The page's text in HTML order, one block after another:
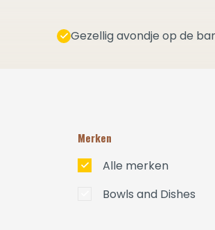
Gezellig avondje op de
Merken
Alle merken
Bowls and Dishes